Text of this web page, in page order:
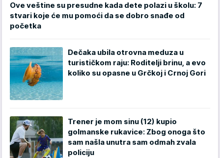
Ove veštine su presudne kada dete polazi u školu: 7
stvari koje će mu pomoći da se dobro snađe od
početka
Dečaka ubila otrovna meduza u
turističkom raju: Roditelji brinu, a evo
koliko su opasne u Grčkoj i Crnoj Gori
Trener je mom sinu (12) kupio
golmanske rukavice: Zbog onoga što
sam našla unutra sam odmah zvala
policiju